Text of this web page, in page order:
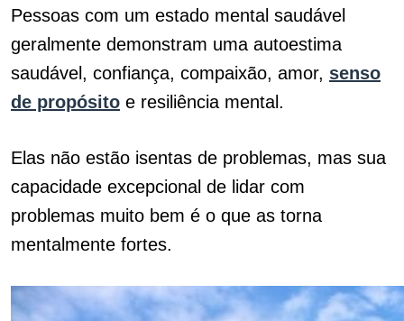
Pessoas com um estado mental saudável
geralmente demonstram uma autoestima
saudável, confiança, compaixão, amor, senso
de propósito e resiliência mental.
Elas não estão isentas de problemas, mas sua
capacidade excepcional de lidar com
problemas muito bem é o que as torna
mentalmente fortes.